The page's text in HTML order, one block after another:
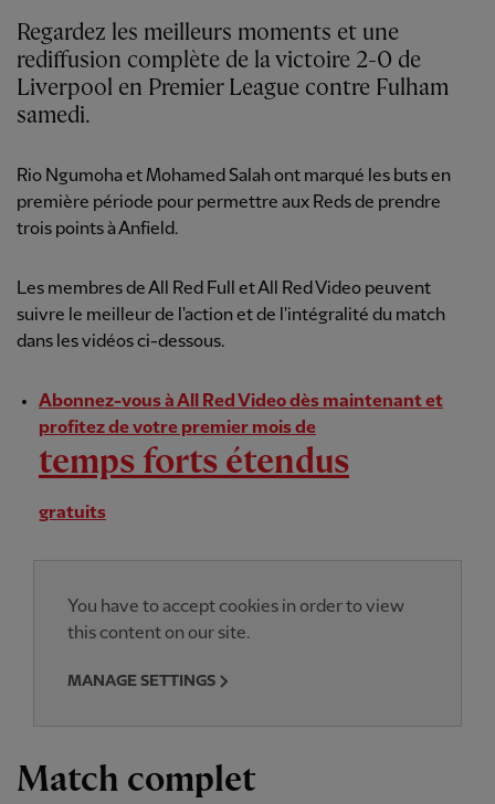
Regardez les meilleurs moments et une
rediffusion complète de la victoire 2-0 de
Liverpool en Premier League contre Fulham
samedi.
Rio Ngumoha et Mohamed Salah ont marqué les buts en
première période pour permettre aux Reds de prendre
trois points à Anfield.
Les membres de All Red Full et All Red Video peuvent
suivre le meilleur de l'action et de l'intégralité du match
dans les vidéos ci-dessous.
Abonnez-vous à All Red Video dès maintenant et
profitez de votre premier mois de
temps forts étendus
gratuits
You have to accept cookies in order to view
this content on our site.
MANAGE SETTINGS
Match complet